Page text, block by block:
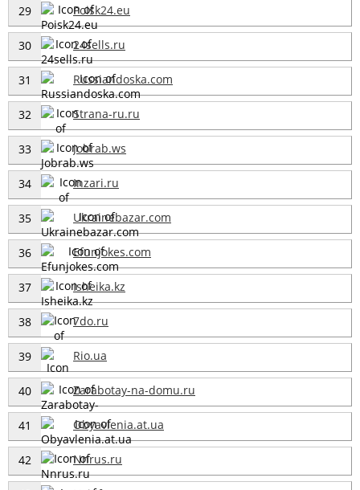
29 Poisk24.eu
30 24sells.ru
31 Russiandoska.com
32 Strana-ru.ru
33 Jobrab.ws
34 Inzari.ru
35 Ukrainebazar.com
36 Efunjokes.com
37 Isheika.kz
38 7do.ru
39 Rio.ua
40 Zarabotay-na-domu.ru
41 Obyavlenia.at.ua
42 Nnrus.ru